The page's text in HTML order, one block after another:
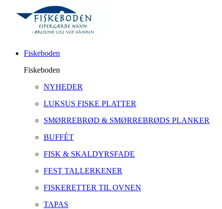
Fiskeboden
Fiskeboden
NYHEDER
LUKSUS FISKE PLATTER
SMØRREBRØD & SMØRREBRØDS PLANKER
BUFFÉT
FISK & SKALDYRSFADE
FEST TALLERKENER
FISKERETTER TIL OVNEN
TAPAS